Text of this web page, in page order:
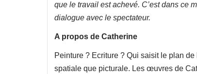
que le travail est achevé. C’est dans ce
dialogue avec le spectateur.
A propos de Catherine
Peinture ? Ecriture ? Qui saisit le plan
spatiale que picturale. Les œuvres de